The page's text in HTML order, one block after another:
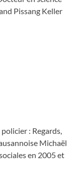
Pissang Keller
: Regards,
Michaël
en 2005 et